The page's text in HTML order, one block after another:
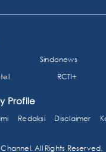
Sindonews
RCTI+
Profile
Redaksi Disclaimer
All Rights Reserved.